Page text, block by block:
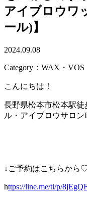
アイブロウワ
ール)】
2024.09.08
Category：WAX・VOS
こんにちは！
長野県松本市松本駅
ル・アイブロウサロ
↓ご予約はこちらから
https://line.me/ti/p/